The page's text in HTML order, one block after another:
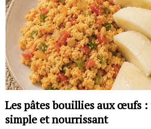
Les pâtes bouillies aux œufs :
simple et nourrissant